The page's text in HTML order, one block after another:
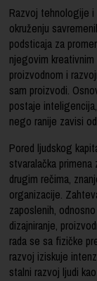
Razvoj tehnologije
okruženju
podsticaja za
njegovim
proizvodnom i
sam proizvodi.
postaje
nego ranije zavisi
Pored ljudskog
stvaralačka
drugim rečima,
organizacije.
zaposlenih,
dizajniranje,
rada se sa fizičke
razvoj iziskuje
stalni razvoj ljudi